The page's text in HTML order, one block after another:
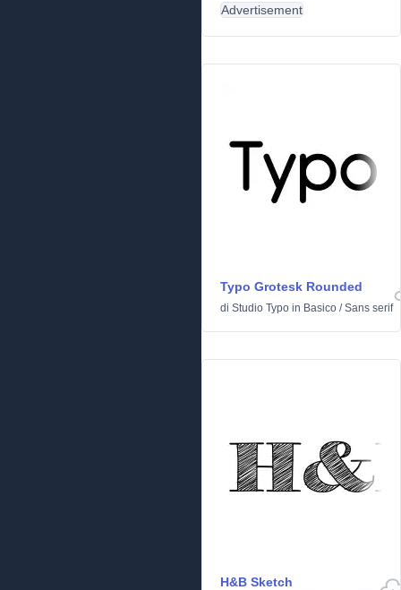
Advertisement
Typo Grotesk Rounded
di Studio Typo in Basico /Sans serif
H&B Sketch